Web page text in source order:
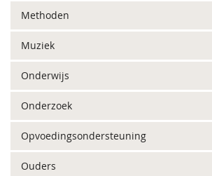
Methoden
Muziek
Onderwijs
Onderzoek
Opvoedingsondersteuning
Ouders